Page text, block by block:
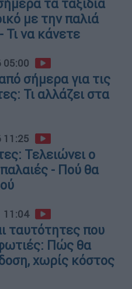
τα ταξίδια
με την παλιά
Τι να κάνετε
05:00
σήμερα για τις
Τι αλλάζει στα
11:25
Τελειώνει ο
- Πού θα
11:04
ταυτότητες που
Πώς θα
χωρίς κόστος